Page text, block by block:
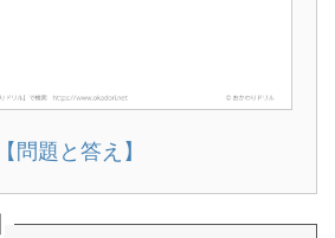
【問題と答え】